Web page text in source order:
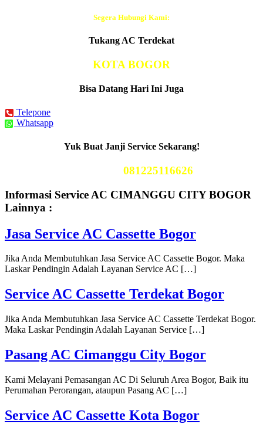
Segera Hubungi Kami:
Tukang AC Terdekat
KOTA BOGOR
Bisa Datang Hari Ini Juga
Telepone
Whatsapp
Yuk Buat Janji Service Sekarang!
081225116626
Informasi Service AC CIMANGGU CITY BOGOR
Lainnya :
Jasa Service AC Cassette Bogor
Jika Anda Membutuhkan Jasa Service AC Cassette Bogor. Maka
Laskar Pendingin Adalah Layanan Service AC […]
Service AC Cassette Terdekat Bogor
Jika Anda Membutuhkan Jasa Service AC Cassette Terdekat Bogor.
Maka Laskar Pendingin Adalah Layanan Service […]
Pasang AC Cimanggu City Bogor
Kami Melayani Pemasangan AC Di Seluruh Area Bogor, Baik itu
Perumahan Perorangan, ataupun Pasang AC […]
Service AC Cassette Kota Bogor